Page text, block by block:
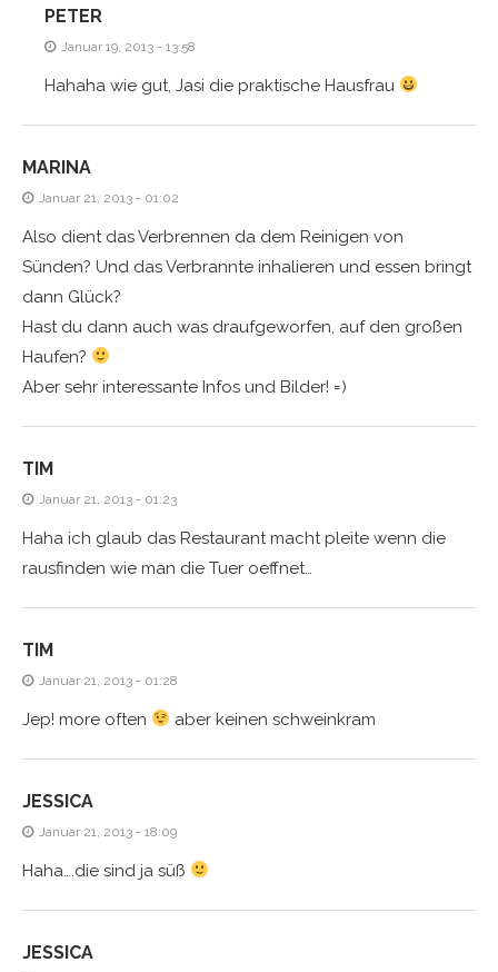
PETER
Januar 19, 2013 - 13:58
Hahaha wie gut, Jasi die praktische Hausfrau
MARINA
Januar 21, 2013 - 01:02
Also dient das Verbrennen da dem Reinigen von
Sünden? Und das Verbrannte inhalieren und essen bringt
dann Glück?
Hast du dann auch was draufgeworfen, auf den großen
Haufen?
Aber sehr interessante Infos und Bilder! =)
TIM
Januar 21, 2013 - 01:23
Haha ich glaub das Restaurant macht pleite wenn die
rausfinden wie man die Tuer oeffnet…
TIM
Januar 21, 2013 - 01:28
Jep! more often aber keinen schweinkram
JESSICA
Januar 21, 2013 - 18:09
Haha….die sind ja süß
JESSICA